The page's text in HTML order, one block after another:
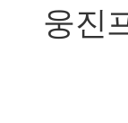
웅진